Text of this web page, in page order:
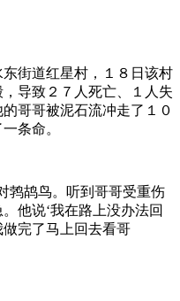
街道红星村，１８日该村
导致２７人死亡、１人失
哥哥被泥石流冲走了１０
条命。
鸪鸟。听到哥哥受重伤
他说‘我在路上没办法回
完了马上回去看哥